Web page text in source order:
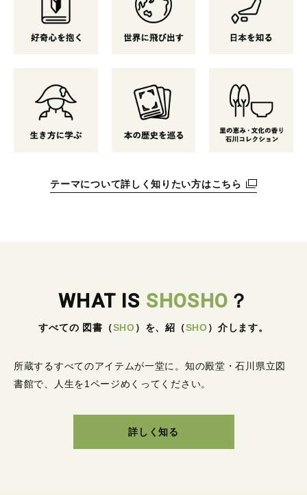
テーマについて詳しく知りたい方はこちら
WHAT IS SHOSHO ？
すべての 図書 （SHO） を、紹 （SHO） 介します。
所蔵するすべてのアイテムが一堂に。 知の殿堂・石川県立図
書館で、人生を1ページめくってください。
詳しく知る